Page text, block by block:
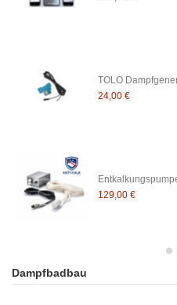
TOLO
24,00 €
129,00 €
Dampfbadbau